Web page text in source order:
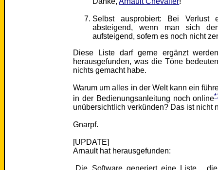
Selbst ausprobiert: Bei Verlust
absteigend, wenn man sich
aufsteigend, sofern es noch nicht
Diese Liste darf gerne ergänzt
herausgefunden, was die Töne
nichts gemacht habe.
Warum um alles in der Welt kann ein
in der Bedienungsanleitung noch online
unübersichtlich verkünden? Das ist nicht
Gnarpf.
[UPDATE]
Arnault hat herausgefunden: